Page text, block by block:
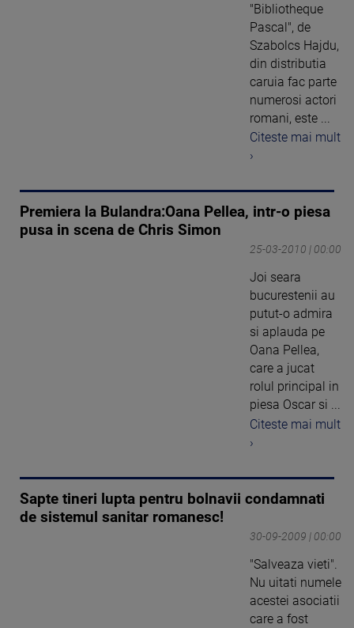
"Bibliotheque
Pascal", de
Szabolcs Hajdu,
din distributia
caruia fac parte
numerosi actori
romani, este ...
Citeste mai mult
›
Premiera la Bulandra:Oana Pellea, intr-o piesa
pusa in scena de Chris Simon
25-03-2010 | 00:00
Joi seara
bucurestenii au
putut-o admira
si aplauda pe
Oana Pellea,
care a jucat
rolul principal in
piesa Oscar si ...
Citeste mai mult
›
Sapte tineri lupta pentru bolnavii condamnati
de sistemul sanitar romanesc!
30-09-2009 | 00:00
"Salveaza vieti".
Nu uitati numele
acestei asociatii
care a fost